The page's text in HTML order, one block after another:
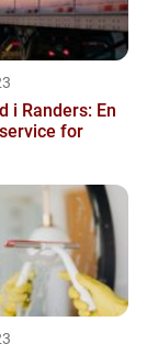
i Randers: En
for